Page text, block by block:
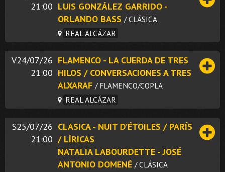
21:00 LUIS GONZÁLEZ GARRIDO -
ORLANDO BASS / CLÁSICA
REAL ALCÁZAR
V24/07/26
21:00
FLAMENCO - LA CUERDA DE TRES
HILOS / CONVERSACIONES A TRES
ALXARAF / FLAMENCO/COPLA
REAL ALCÁZAR
S25/07/26
21:00
CLASICA - NUIT D’ÉTOILES / PARÍS
/ LÍRICAS
NATALIA LABOURDETTE - JOSÉ
ANTONIO DOMENÉ / CLÁSICA